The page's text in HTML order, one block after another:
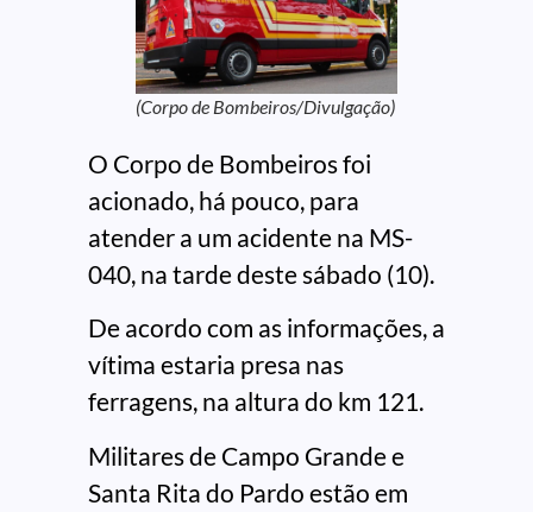
(Corpo de Bombeiros/Divulgação)
O Corpo de Bombeiros foi
acionado, há pouco, para
atender a um acidente na MS-
040, na tarde deste sábado (10).
De acordo com as informações, a
vítima estaria presa nas
ferragens, na altura do km 121.
Militares de Campo Grande e
Santa Rita do Pardo estão em